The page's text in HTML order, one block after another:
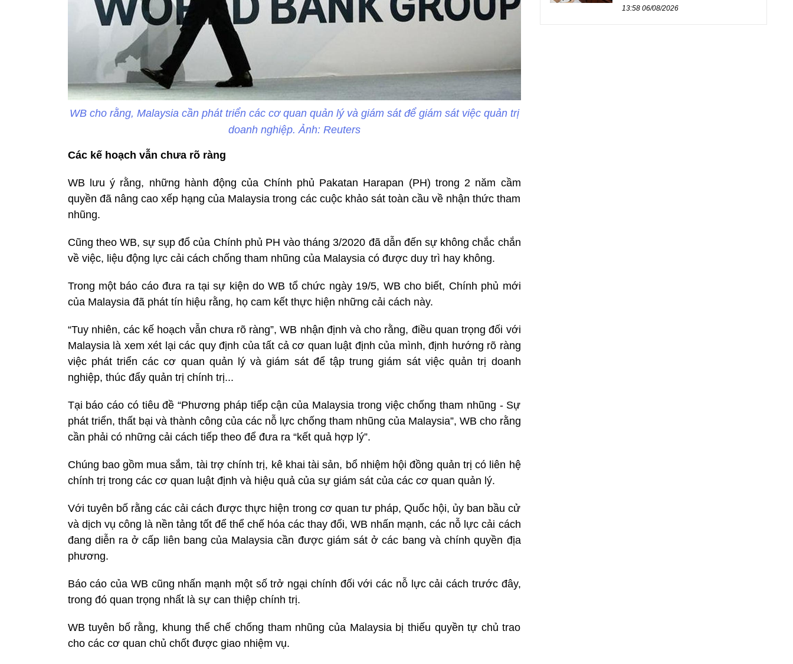
WB cho rằng, Malaysia cần phát triển các cơ quan quản lý và giám sát để giám sát việc quản trị
doanh nghiệp. Ảnh: Reuters
Các kế hoạch vẫn chưa rõ ràng
WB lưu ý rằng, những hành động của Chính phủ Pakatan Harapan (PH) trong 2 năm cầm
quyền đã nâng cao xếp hạng của Malaysia trong các cuộc khảo sát toàn cầu về nhận thức tham
nhũng.
Cũng theo WB, sự sụp đổ của Chính phủ PH vào tháng 3/2020 đã dẫn đến sự không chắc chắn
về việc, liệu động lực cải cách chống tham nhũng của Malaysia có được duy trì hay không.
Trong một báo cáo đưa ra tại sự kiện do WB tổ chức ngày 19/5, WB cho biết, Chính phủ mới
của Malaysia đã phát tín hiệu rằng, họ cam kết thực hiện những cải cách này.
“Tuy nhiên, các kế hoạch vẫn chưa rõ ràng”, WB nhận định và cho rằng, điều quan trọng đối với
Malaysia là xem xét lại các quy định của tất cả cơ quan luật định của mình, định hướng rõ ràng
việc phát triển các cơ quan quản lý và giám sát để tập trung giám sát việc quản trị doanh
nghiệp, thúc đẩy quản trị chính trị...
Tại báo cáo có tiêu đề “Phương pháp tiếp cận của Malaysia trong việc chống tham nhũng - Sự
phát triển, thất bại và thành công của các nỗ lực chống tham nhũng của Malaysia”, WB cho rằng
cần phải có những cải cách tiếp theo để đưa ra “kết quả hợp lý”.
Chúng bao gồm mua sắm, tài trợ chính trị, kê khai tài sản, bổ nhiệm hội đồng quản trị có liên hệ
chính trị trong các cơ quan luật định và hiệu quả của sự giám sát của các cơ quan quản lý.
Với tuyên bố rằng các cải cách được thực hiện trong cơ quan tư pháp, Quốc hội, ủy ban bầu cử
và dịch vụ công là nền tảng tốt để thể chế hóa các thay đổi, WB nhấn mạnh, các nỗ lực cải cách
đang diễn ra ở cấp liên bang của Malaysia cần được giám sát ở các bang và chính quyền địa
phương.
Báo cáo của WB cũng nhấn mạnh một số trở ngại chính đối với các nỗ lực cải cách trước đây,
trong đó quan trọng nhất là sự can thiệp chính trị.
WB tuyên bố rằng, khung thể chế chống tham nhũng của Malaysia bị thiếu quyền tự chủ trao
cho các cơ quan chủ chốt được giao nhiệm vụ.
13:58 06/08/2026